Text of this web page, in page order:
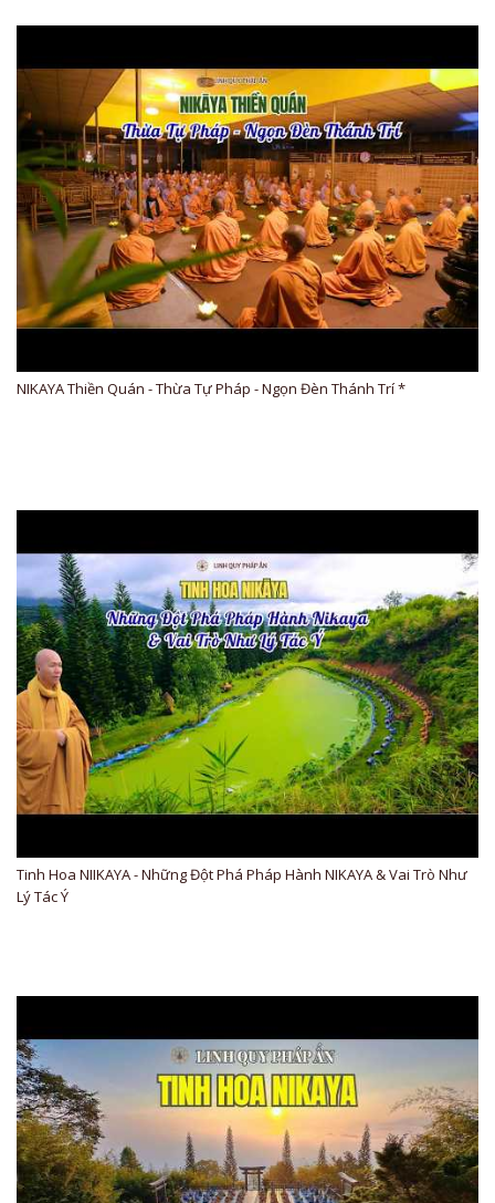
NIKAYA Thiền Quán - Thừa Tự Pháp - Ngọn Đèn Thánh Trí *
Tinh Hoa NIIKAYA - Những Đột Phá Pháp Hành NIKAYA & Vai Trò Như
Lý Tác Ý